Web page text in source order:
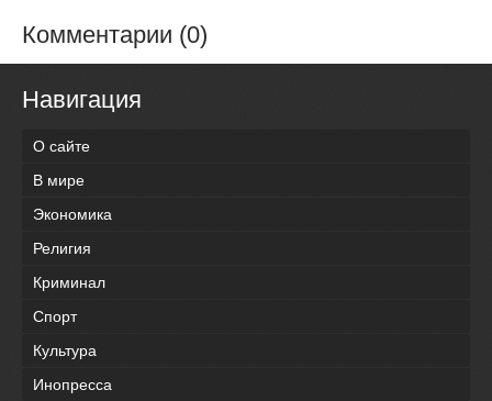
Комментарии (0)
Навигация
О сайте
В мире
Экономика
Религия
Криминал
Спорт
Культура
Инопресса